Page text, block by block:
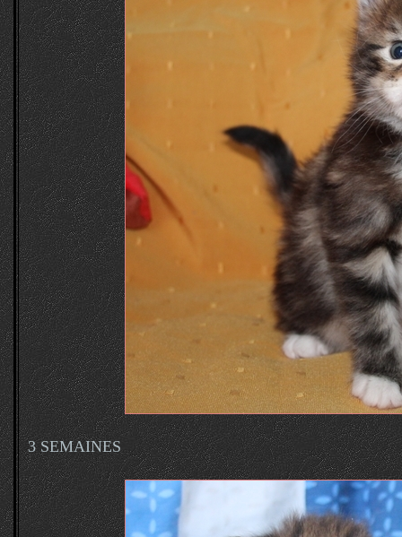
3 SEMAINES